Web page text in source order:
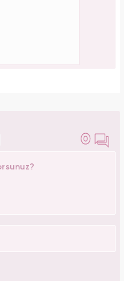
0